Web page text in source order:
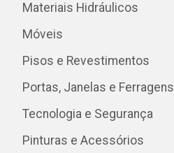
Materiais Hidráulicos
Móveis
Pisos e Revestimentos
Portas, Janelas e Ferragens
Tecnologia e Segurança
Pinturas e Acessórios